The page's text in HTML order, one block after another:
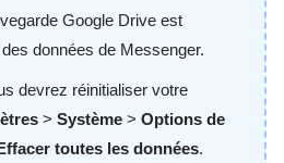
Google Drive est
données de Messenger.
devrez réinitialiser votre
> Système > Options de
Effacer toutes les données.